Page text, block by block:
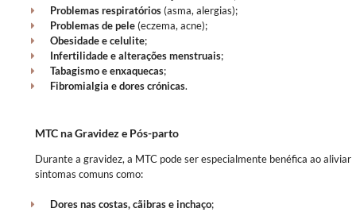
Problemas respiratórios (asma, alergias);
Problemas de pele (eczema, acne);
Obesidade e celulite;
Infertilidade e alterações menstruais;
Tabagismo e enxaquecas;
Fibromialgia e dores crónicas.
MTC na Gravidez e Pós-parto
Durante a gravidez, a MTC pode ser especialmente benéfica ao aliviar
sintomas comuns como:
Dores nas costas, cãibras e inchaço;